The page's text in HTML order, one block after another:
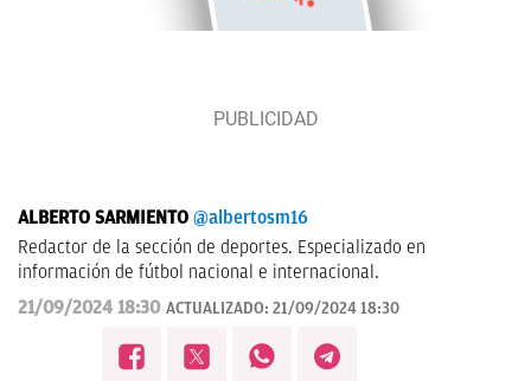
ALBERTO SARMIENTO @albertosm16
Redactor de la sección de deportes. Especializado en
información de fútbol nacional e internacional.
21/09/2024 18:30 ACTUALIZADO: 21/09/2024 18:30